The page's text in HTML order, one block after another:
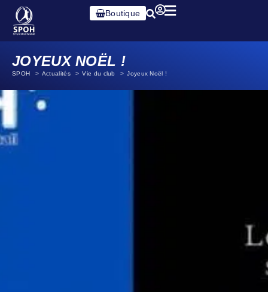
Boutique
JOYEUX NOËL !
SPOH Actualités Vie du club Joyeux Noël !